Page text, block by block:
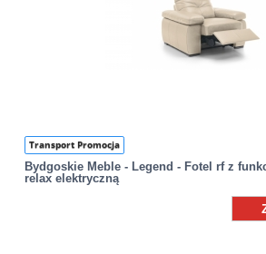
Transport Promocja
Bydgoskie Meble - Legend - Fotel rf z
relax elektryczną